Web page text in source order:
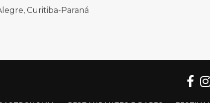
Curitiba-Paraná